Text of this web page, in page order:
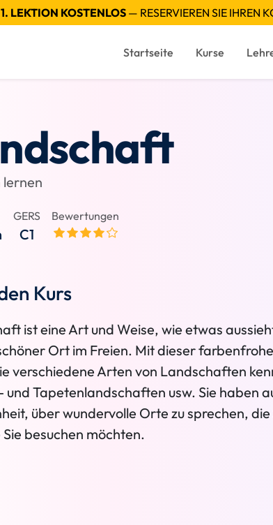
1. LEKTION KOSTENLOS — RESERVIEREN SIE IHREN
Startseite Kurse
lernen
GERS
C1
Bewertungen
Kurs
ist eine Art und Weise, wie etwas
Ort im Freien. Mit dieser
verschiedene Arten von Landschaften
und Tapetenlandschaften usw. Sie haben
über wundervolle Orte zu sprechen,
besuchen möchten.